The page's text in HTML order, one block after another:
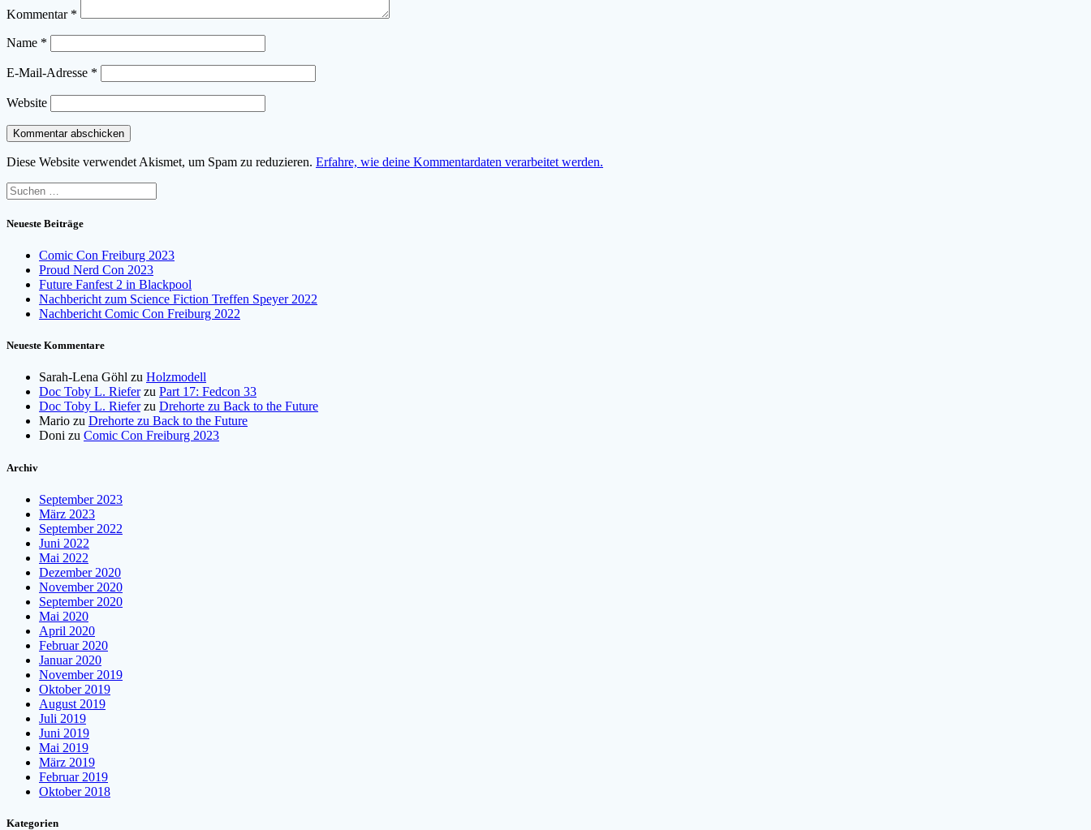
Kommentar *
Name *
E-Mail-Adresse *
Website
Diese Website verwendet Akismet, um Spam zu reduzieren. Erfahre, wie deine Kommentardaten verarbeitet werden.
Suchen
nach:
Neueste Beiträge
Comic Con Freiburg 2023
Proud Nerd Con 2023
Future Fanfest 2 in Blackpool
Nachbericht zum Science Fiction Treffen Speyer 2022
Nachbericht Comic Con Freiburg 2022
Neueste Kommentare
Sarah-Lena Göhl zu Holzmodell
Doc Toby L. Rieferzu Part 17: Fedcon 33
Doc Toby L. Rieferzu Drehorte zu Back to the Future
Mario zu Drehorte zu Back to the Future
Doni zu Comic Con Freiburg 2023
Archiv
September 2023
März 2023
September 2022
Juni 2022
Mai 2022
Dezember 2020
November 2020
September 2020
Mai 2020
April 2020
Februar 2020
Januar 2020
November 2019
Oktober 2019
August 2019
Juli 2019
Juni 2019
Mai 2019
März 2019
Februar 2019
Oktober 2018
Kategorien